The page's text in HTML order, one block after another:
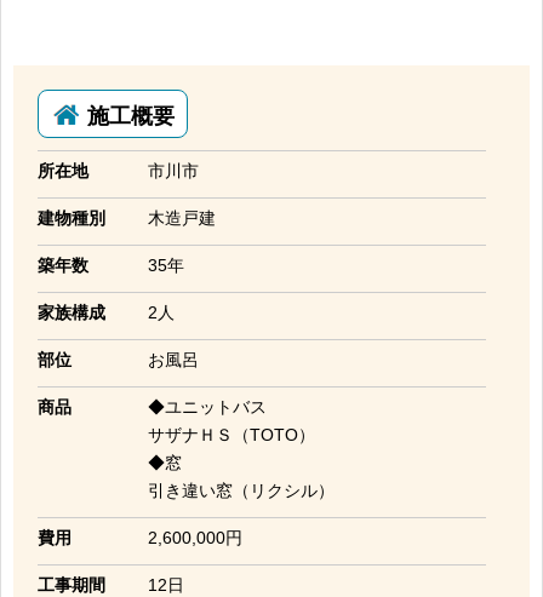
施工概要
所在地 市川市
建物種別 木造戸建
築年数 35年
家族構成 2人
部位 お風呂
商品
◆ユニットバス
サザナＨＳ（TOTO）
◆窓
引き違い窓（リクシル）
費用 2,600,000円
工事期間 12日